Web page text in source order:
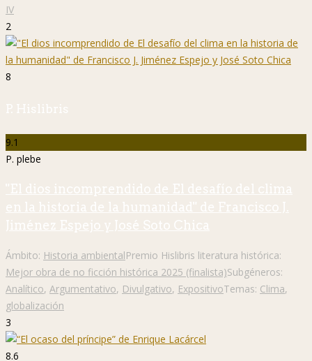
IV
2
8
P. Hislibris
9.1
P. plebe
"El dios incomprendido de El desafío del clima
en la historia de la humanidad" de Francisco J.
Jiménez Espejo y José Soto Chica
Ámbito: Historia ambientalPremio Hislibris literatura histórica:
Mejor obra de no ficción histórica 2025 (finalista)Subgéneros:
Analítico, Argumentativo, Divulgativo, ExpositivoTemas: Clima,
globalización
3
8.6